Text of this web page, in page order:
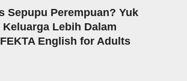
lagi tidur. Terus kakak nangis. Sama
kakak diajak main dan dipinjami
Saya langsung memberondong Zaidan
berbagai pertanyaan. Mbak yang
Tetangga yang mana? Kejadiannya
Sepupu Perempuan? Yuk
Lebih Dalam
English for Adults